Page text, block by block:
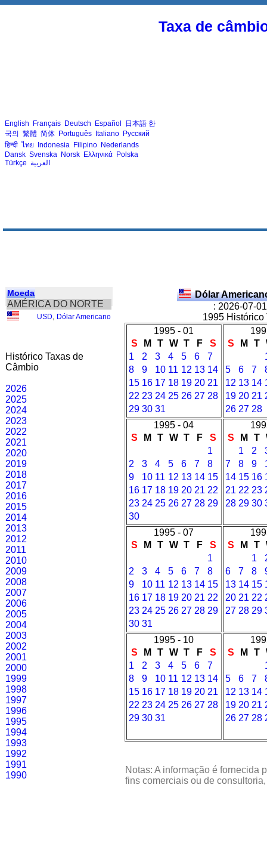
Taxa de
English Français Deutsch Español 日本語 한
국의 繁體 简体 Português Italiano Русский
हिन्दी ไทย Indonesia Filipino Nederlands
Dansk Svenska Norsk Ελληνικά Polska
Türkçe العربية
Moeda
AMÉRICA DO NORTE
USD Dólar Americano
Histórico Taxas de
Câmbio
2026
2025
2024
2023
2022
2021
2020
2019
2018
2017
2016
2015
2014
2013
2012
2011
2010
2009
2008
2007
2006
2005
2004
2003
2002
2001
2000
1999
1998
1997
1996
1995
1994
1993
1992
1991
1990
Dólar
: 2026-07-
1995 Histórico
1995 - 01
S
M T W T F
S
1
2 3 4 5 6
7
8
9 10 11 12 13 14
15 16 17 18 19 20 21
22 23 24 25 26 27 28
29 30 31
S
M T
5
6 7
12 13 14
19 20 21
26 27 28
1995 - 04
S
M T W T F
S
1
2
3 4 5 6 7
8
9
10 11 12 13 14 15
16 17 18 19 20 21 22
23 24 25 26 27 28 29
30
S
M T
1
2
7
8 9
14 15 16
21 22 23
28 29 30
1995 - 07
S
M T W T F
S
1
2
3 4 5 6 7
8
9
10 11 12 13 14 15
16 17 18 19 20 21 22
23 24 25 26 27 28 29
30 31
S
M T
1
6
7 8
13 14 15
20 21 22
27 28 29
1995 - 10
S
M T W T F
S
1
2 3 4 5 6
7
8
9 10 11 12 13 14
15 16 17 18 19 20 21
22 23 24 25 26 27 28
29 30 31
S
M T
5
6 7
12 13 14
19 20 21
26 27 28
Notas: A informação é fornecida
fins comerciais ou de